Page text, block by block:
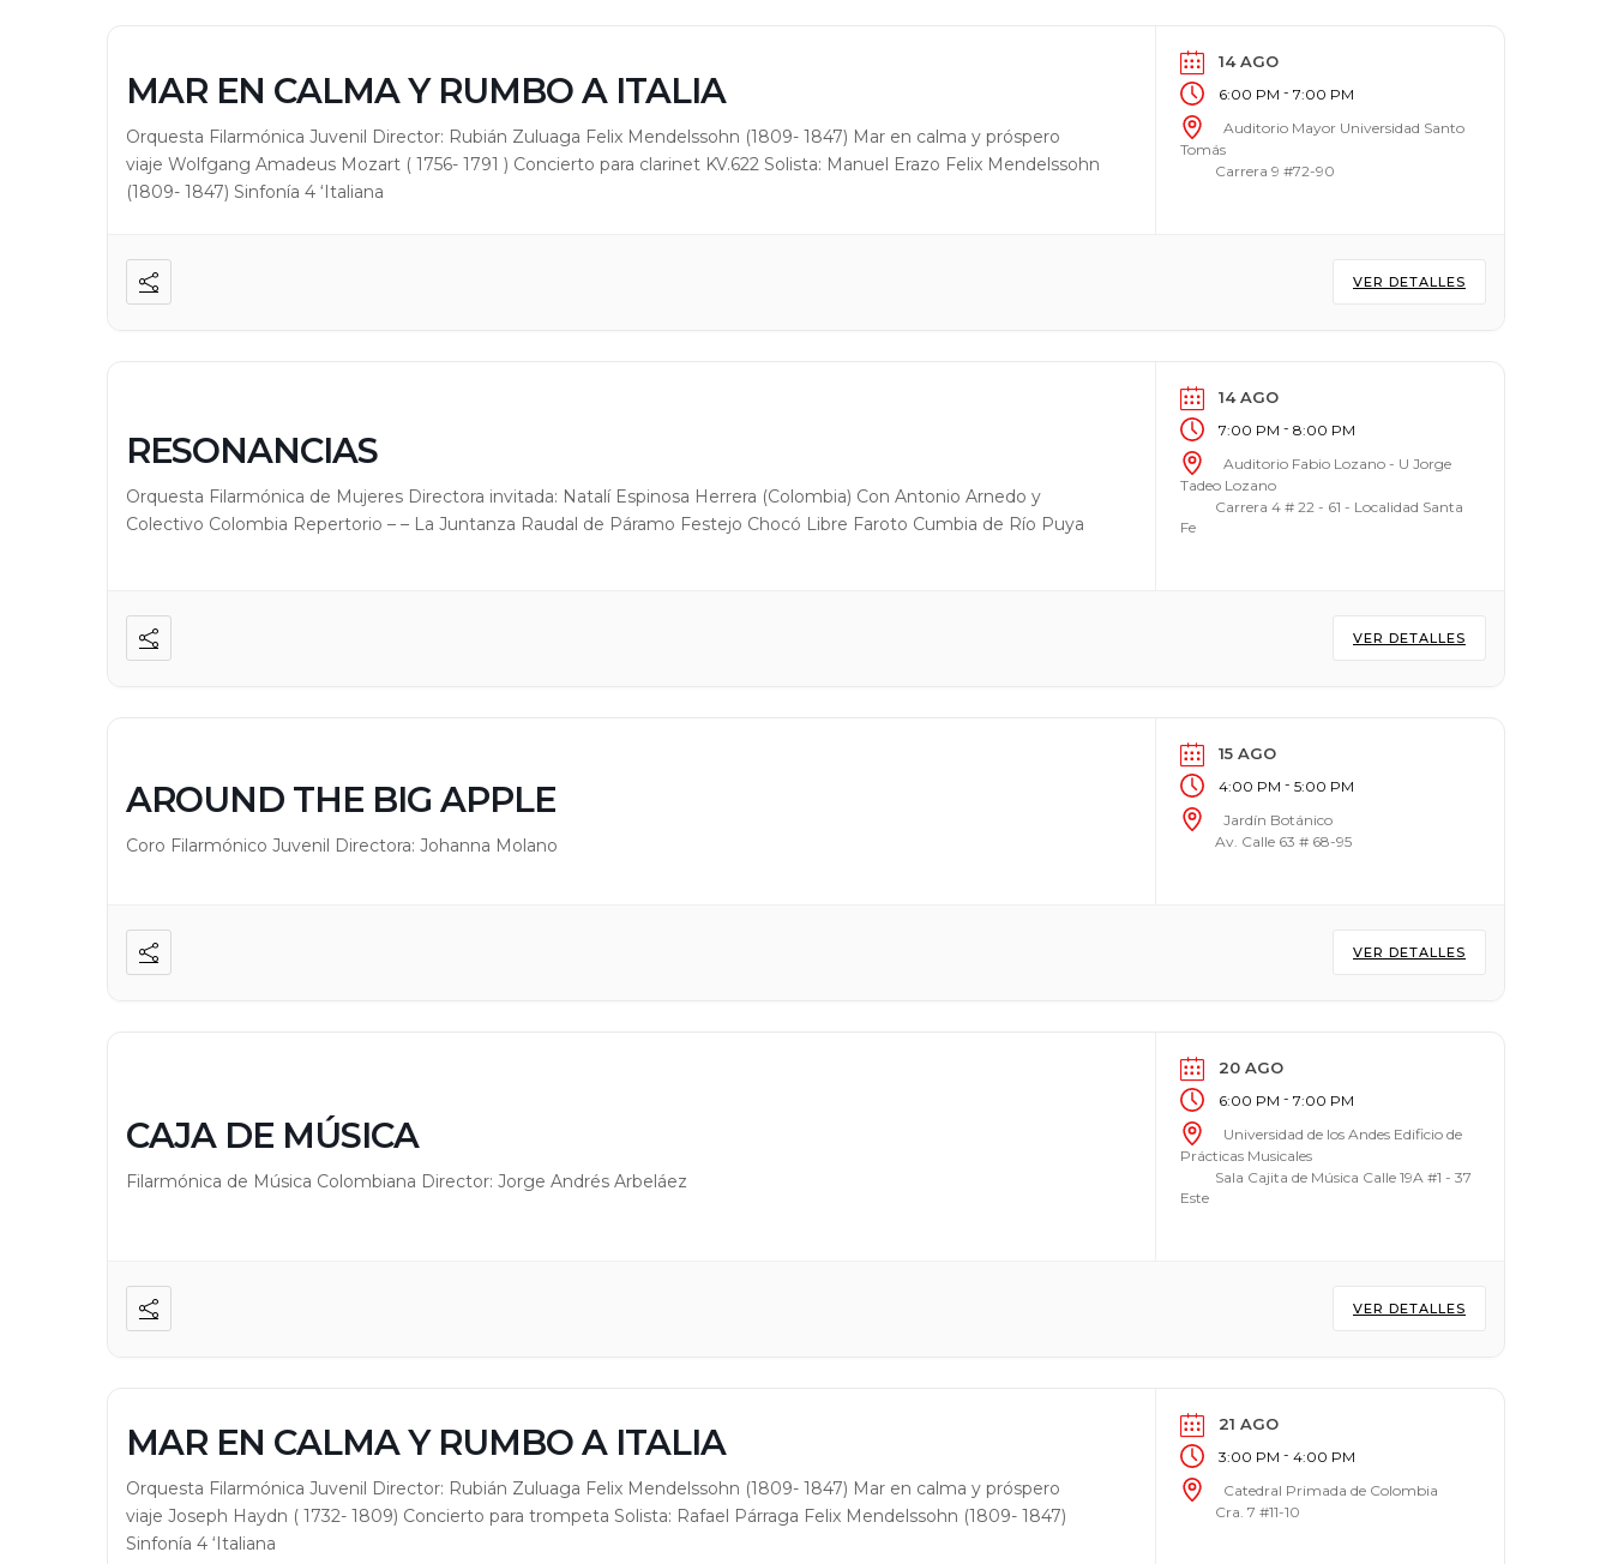
MAR EN CALMA Y RUMBO A ITALIA
Orquesta Filarmónica Juvenil Director: Rubián Zuluaga Felix Mendelssohn (1809- 1847) Mar en calma y próspero
viaje Wolfgang Amadeus Mozart ( 1756- 1791 ) Concierto para clarinet KV.622 Solista: Manuel Erazo Felix Mendelssohn
(1809- 1847) Sinfonía 4 ‘Italiana
14 AGO
6:00 PM - 7:00 PM
Auditorio Mayor Universidad Santo
Tomás
Carrera 9 #72-90
VER DETALLES
RESONANCIAS
Orquesta Filarmónica de Mujeres Directora invitada: Natalí Espinosa Herrera (Colombia) Con Antonio Arnedo y
Colectivo Colombia Repertorio – – La Juntanza Raudal de Páramo Festejo Chocó Libre Faroto Cumbia de Río Puya
14 AGO
7:00 PM - 8:00 PM
Auditorio Fabio Lozano - U Jorge
Tadeo Lozano
Carrera 4 # 22 - 61 - Localidad Santa
Fe
VER DETALLES
AROUND THE BIG APPLE
Coro Filarmónico Juvenil Directora: Johanna Molano
15 AGO
4:00 PM - 5:00 PM
Jardín Botánico
Av. Calle 63 # 68-95
VER DETALLES
CAJA DE MÚSICA
Filarmónica de Música Colombiana Director: Jorge Andrés Arbeláez
20 AGO
6:00 PM - 7:00 PM
Universidad de los Andes Edificio de
Prácticas Musicales
Sala Cajita de Música Calle 19A #1 - 37
Este
VER DETALLES
MAR EN CALMA Y RUMBO A ITALIA
Orquesta Filarmónica Juvenil Director: Rubián Zuluaga Felix Mendelssohn (1809- 1847) Mar en calma y próspero
viaje Joseph Haydn ( 1732- 1809) Concierto para trompeta Solista: Rafael Párraga Felix Mendelssohn (1809- 1847)
Sinfonía 4 ‘Italiana
21 AGO
3:00 PM - 4:00 PM
Catedral Primada de Colombia
Cra. 7 #11-10